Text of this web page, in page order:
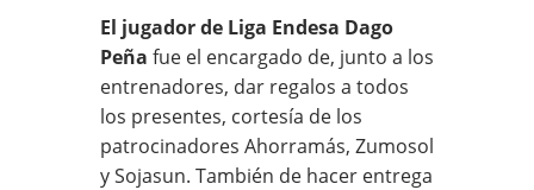
El jugador de Liga Endesa Dago
Peña fue el encargado de, junto a los
entrenadores, dar regalos a todos
los presentes, cortesía de los
patrocinadores Ahorramás, Zumosol
y Sojasun. También de hacer entrega